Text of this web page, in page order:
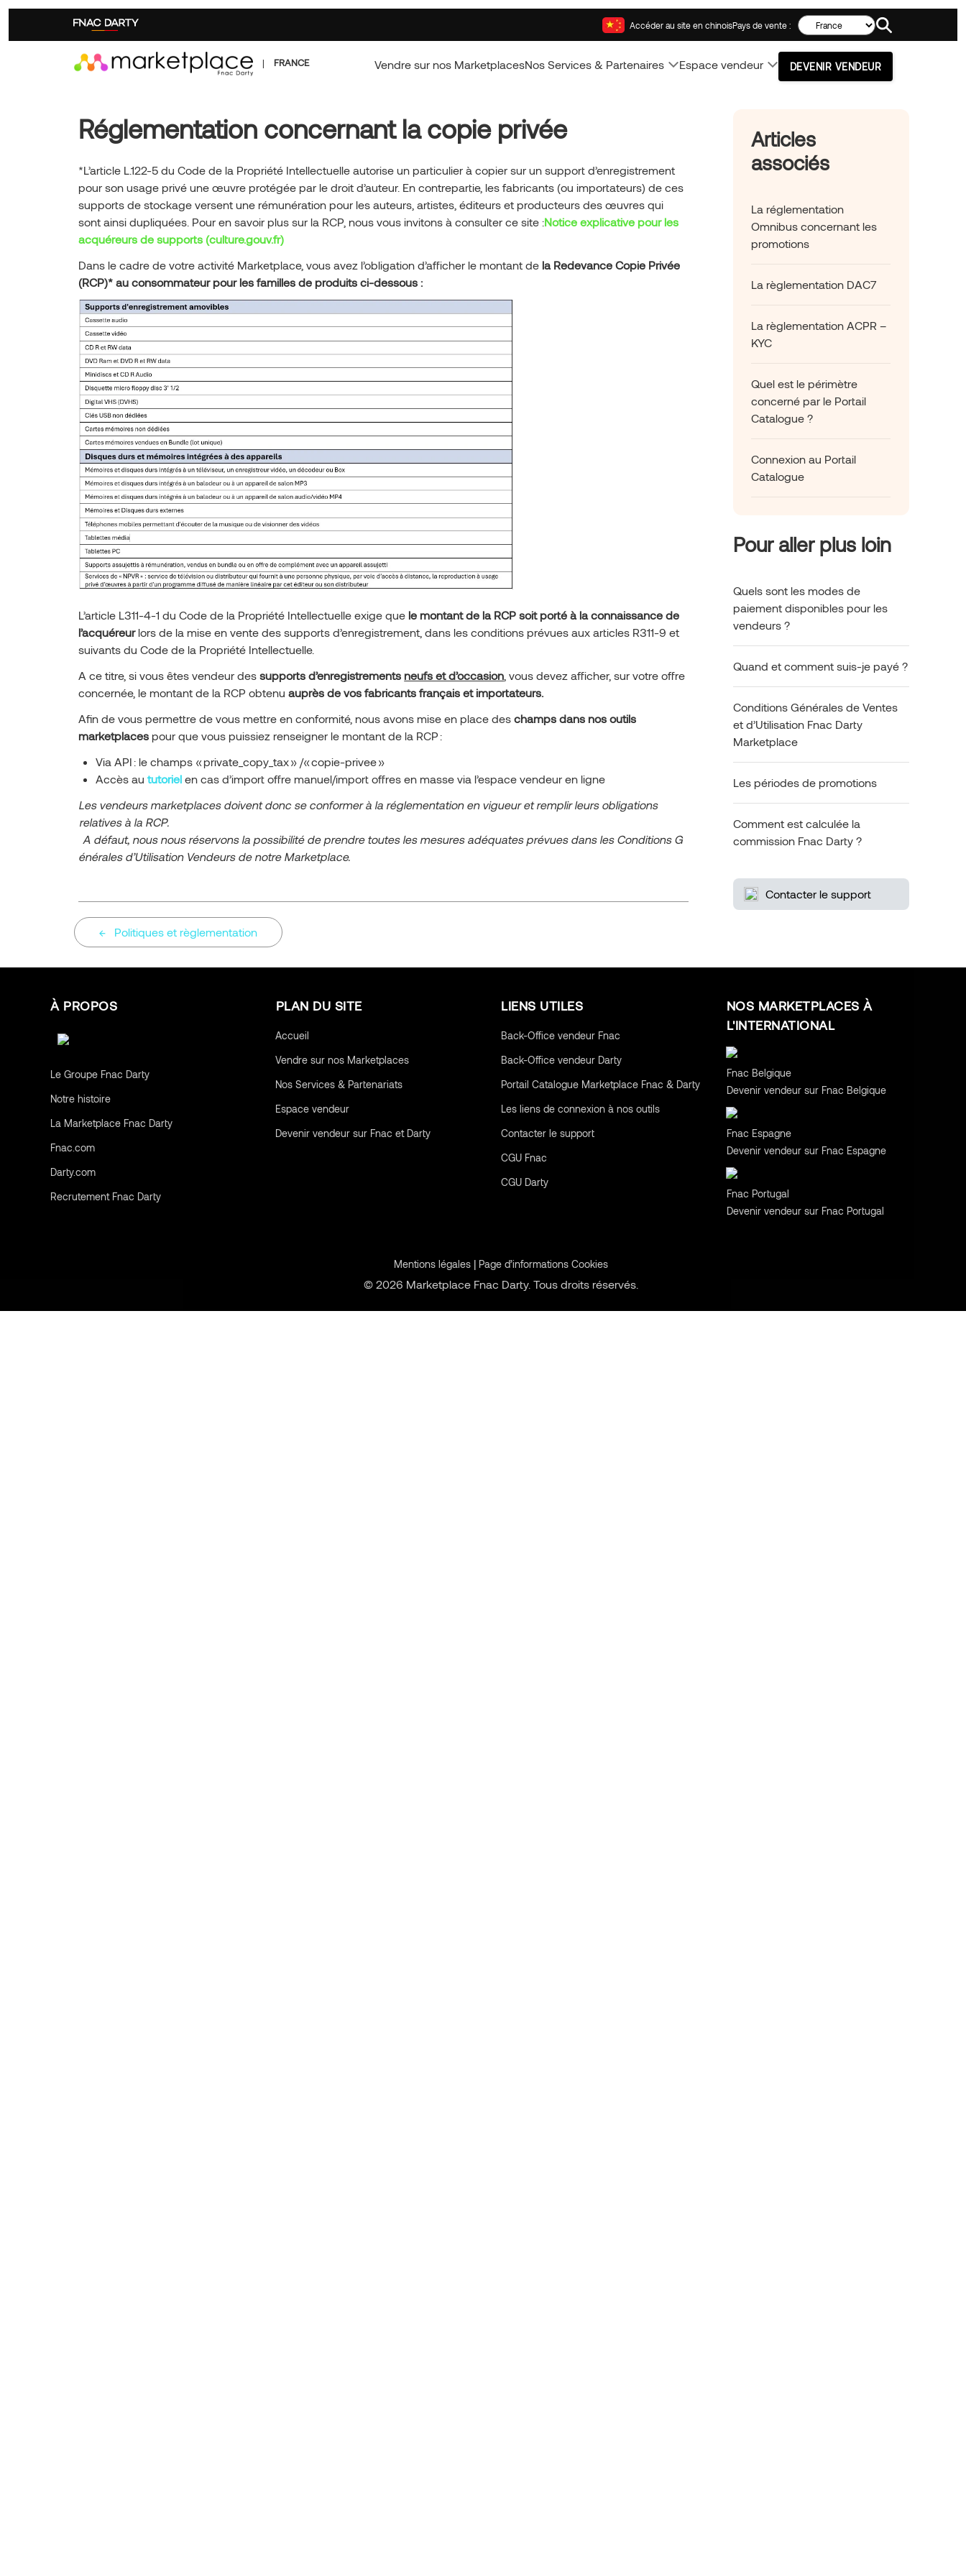
Aller
Accéder au site en chinoisPays de vente :
| FRANCE Vendre sur nos MarketplacesNos Services & Partenaires Espace vendeur DEVENIR VENDEUR
Réglementation concernant la copie privée
*L’article L.122-5 du Code de la Propriété Intellectuelle autorise un particulier à copier sur un support d’enregistrement
pour son usage privé une œuvre protégée par le droit d’auteur. En contrepartie, les fabricants (ou importateurs) de ces
supports de stockage versent une rémunération pour les auteurs, artistes, éditeurs et producteurs des œuvres qui
sont ainsi dupliquées. Pour en savoir plus sur la RCP, nous vous invitons à consulter ce site :Notice explicative pour les
acquéreurs de supports (culture.gouv.fr)
Dans le cadre de votre activité Marketplace, vous avez l’obligation d’afficher le montant de la Redevance Copie Privée
(RCP)* au consommateur pour les familles de produits ci-dessous :
L’article L311-4-1 du Code de la Propriété Intellectuelle exige que le montant de la RCP soit porté à la connaissance de
l’acquéreurlors de la mise en vente des supports d’enregistrement, dans les conditions prévues aux articles R311-9 et
suivants du Code de la Propriété Intellectuelle.
A ce titre, si vous êtes vendeur dessupports d’enregistrements neufs et d’occasion , vous devez afficher, sur votre offre
concernée, le montant de la RCP obtenuauprès de vos fabricants français et importateurs.
Afin de vous permettre de vous mettre en conformité, nous avons mise en place deschamps dans nos outils
marketplaces pour que vous puissiez renseigner le montant de la RCP :
Via API : le champs « private_copy_tax » /« copie-privee »
Accès aututoriel en cas d’import offre manuel/import offres en masse via l’espace vendeur en ligne
Les vendeurs marketplaces doivent donc se conformer à la réglementation en vigueur et remplir leurs obligations
relatives à la RCP.
A défaut, nous nous réservons la possibilité de prendre toutes les mesures adéquates prévues dans les Conditions G
énérales d’Utilisation Vendeurs de notre Marketplace.
Politiques et règlementation
Articles
associés
La réglementation
Omnibus concernant les
promotions
La règlementation DAC7
La règlementation ACPR –
KYC
Quel est le périmètre
concerné par le Portail
Catalogue ?
Connexion au Portail
Catalogue
Pour aller plus loin
Quels sont les modes de
paiement disponibles pour les
vendeurs ?
Quand et comment suis-je payé ?
Conditions Générales de Ventes
et d’Utilisation Fnac Darty
Marketplace
Les périodes de promotions
Comment est calculée la
commission Fnac Darty ?
Contacter le support
À PROPOS
Le Groupe Fnac Darty
Notre histoire
La Marketplace Fnac Darty
Fnac.com
Darty.com
Recrutement Fnac Darty
PLAN DU SITE
Accueil
Vendre sur nos Marketplaces
Nos Services & Partenariats
Espace vendeur
Devenir vendeur sur Fnac et Darty
LIENS UTILES
Back-Office vendeur Fnac
Back-Office vendeur Darty
Portail Catalogue Marketplace Fnac & Darty
Les liens de connexion à nos outils
Contacter le support
CGUFnac
CGUDarty
NOS MARKETPLACES À
L'INTERNATIONAL
Fnac Belgique
Devenir vendeur sur Fnac Belgique
Fnac Espagne
Devenir vendeur sur Fnac Espagne
Fnac Portugal
Devenir vendeur sur Fnac Portugal
Mentions légales | Page d’informations Cookies
© 2026 Marketplace Fnac Darty. Tous droits réservés.